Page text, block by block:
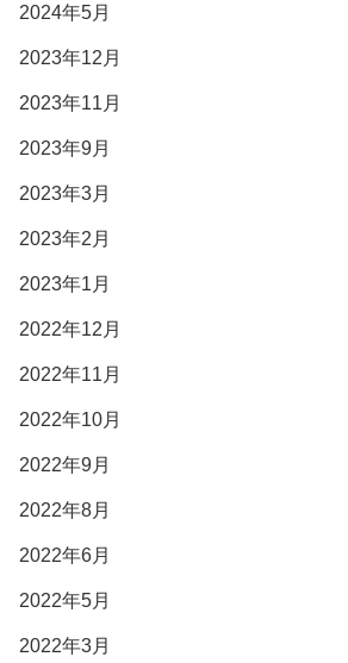
2024年5月
2023年12月
2023年11月
2023年9月
2023年3月
2023年2月
2023年1月
2022年12月
2022年11月
2022年10月
2022年9月
2022年8月
2022年6月
2022年5月
2022年3月